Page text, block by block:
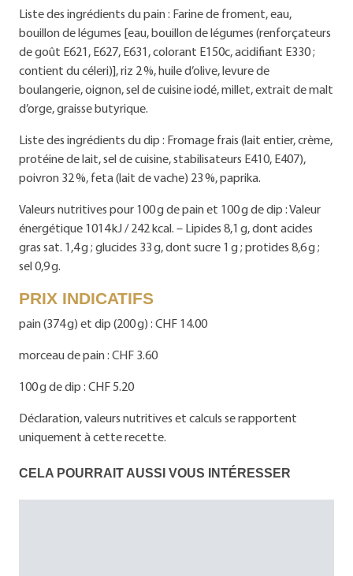
Liste des ingrédients du pain : Farine de froment, eau,
bouillon de légumes [eau, bouillon de légumes (renforçateurs
de goût E621, E627, E631, colorant E150c, acidifiant E330 ;
contient du céleri)], riz 2 %, huile d’olive, levure de
boulangerie, oignon, sel de cuisine iodé, millet, extrait de malt
d’orge, graisse butyrique.
Liste des ingrédients du dip : Fromage frais (lait entier, crème,
protéine de lait, sel de cuisine, stabilisateurs E410, E407),
poivron 32 %, feta (lait de vache) 23 %, paprika.
Valeurs nutritives pour 100 g de pain et 100 g de dip : Valeur
énergétique 1014 kJ / 242 kcal. – Lipides 8,1 g, dont acides
gras sat. 1,4 g ; glucides 33 g, dont sucre 1 g ; protides 8,6 g ;
sel 0,9 g.
PRIX INDICATIFS
pain (374 g) et dip (200 g) : CHF 14.00
morceau de pain : CHF 3.60
100 g de dip : CHF 5.20
Déclaration, valeurs nutritives et calculs se rapportent
uniquement à cette recette.
CELA POURRAIT AUSSI VOUS INTÉRESSER